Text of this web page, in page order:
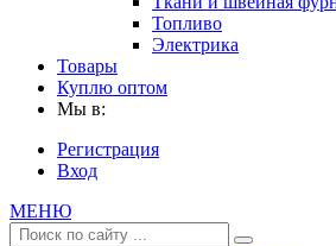
Топливо
Электрика
Товары
Куплю оптом
Мы в:
Регистрация
Вход
МЕНЮ